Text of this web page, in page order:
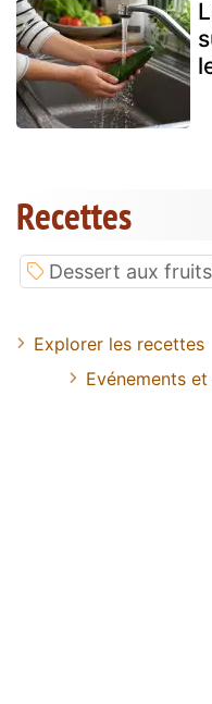
Recettes
Dessert aux fruits
Explorer les recettes
Evénements